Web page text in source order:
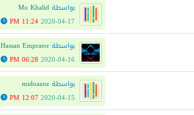
بواسطةMo Khalid
2020-04-17
11:24 PM
بواسطةHassan Emprator
2020-04-16
06:28 PM
بواسطةmidoazoz
2020-04-15
12:07 PM